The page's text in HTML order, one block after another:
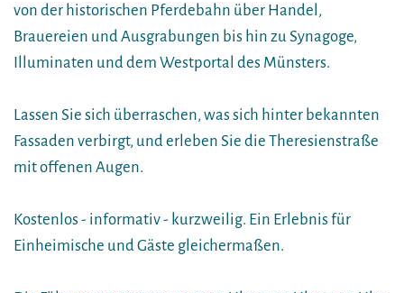
von der historischen Pferdebahn über Handel,
Brauereien und Ausgrabungen bis hin zu Synagoge,
Illuminaten und dem Westportal des Münsters.
Lassen Sie sich überraschen, was sich hinter bekannten
Fassaden verbirgt, und erleben Sie die Theresienstraße
mit offenen Augen.
Kostenlos - informativ - kurzweilig. Ein Erlebnis für
Einheimische und Gäste gleichermaßen.